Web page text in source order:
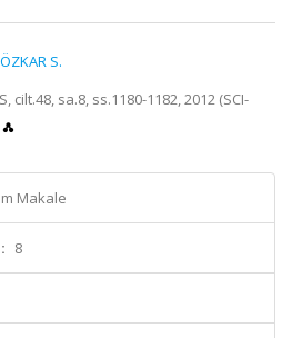
ÖZKAR S.
cilt.48, sa.8, ss.1180-1182, 2012 (SCI-
Makale
8